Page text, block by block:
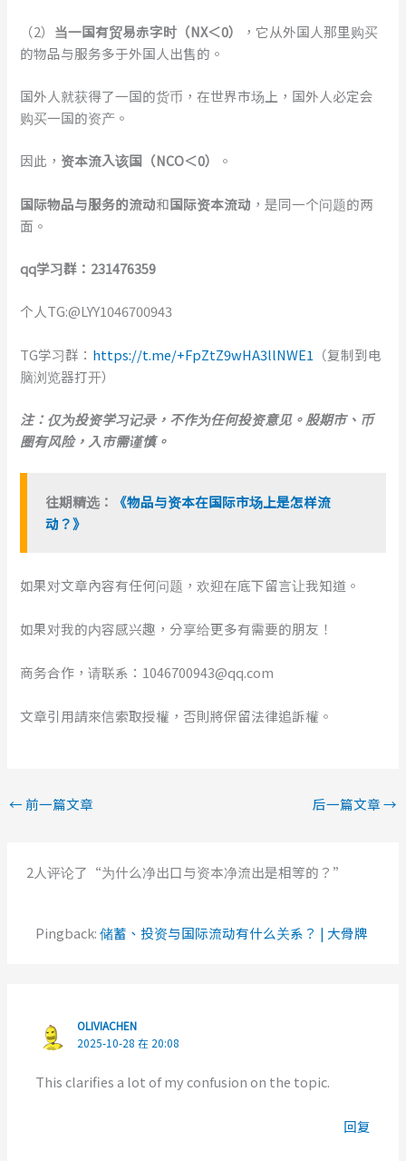
（2） 当一国有贸易赤字时（NX＜0）
，它从外国人那里购买
的物品与服务多于外国人出售的。
国外人就获得了一国的货币，在世界市场上，国外人必定会
购买一国的资产。
因此， 资本流入该国（NCO＜0） 。
国际物品与服务的流动和国际资本流动 ，是同一个问题的两
面。
qq学习群：231476359
个人TG:@LYY1046700943
TG学习群： https://t.me/+FpZtZ9wHA3llNWE1 （复制到电
脑浏览器打开）
注：仅为投资学习记录，不作为任何投资意见。股期市、币
圈有风险，入市需谨慎。
往期精选：
《物品与资本在国际市场上是怎样流
动？》
如果对文章內容有任何问题，欢迎在底下留言让我知道。
如果对我的内容感兴趣，分享给更多有需要的朋友！
商务合作，请联系：1046700943@qq.com
文章引用請來信索取授權，否則將保留法律追訴權。
← 前一篇文章 后一篇文章→
2人评论了“为什么净出口与资本净流出是相等的？”
Pingback:储蓄、投资与国际流动有什么关系？ | 大骨牌
OLIVIACHEN
2025-10-28 在 20:08
This clarifies a lot of my confusion on the topic.
回复